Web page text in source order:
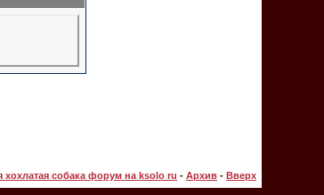
хохлатая собака форум на ksolo ru - Архив - Вверх